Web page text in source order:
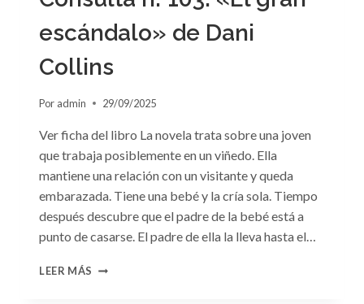
escándalo» de Dani
Collins
Por admin 29/09/2025
Ver ficha del libro La novela trata sobre una joven
que trabaja posiblemente en un viñedo. Ella
mantiene una relación con un visitante y queda
embarazada. Tiene una bebé y la cría sola. Tiempo
después descubre que el padre de la bebé está a
punto de casarse. El padre de ella la lleva hasta el…
LEER MÁS CONSULTA